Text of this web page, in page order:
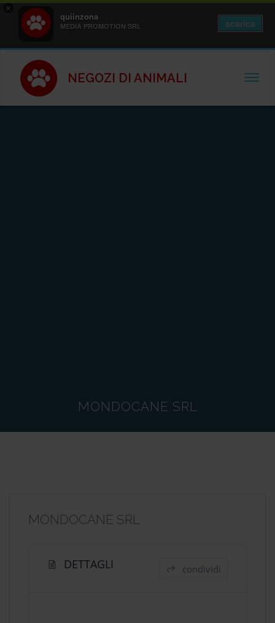
×
quiinzona
MEDIA PROMOTION SRL scarica
NEGOZI DI ANIMALI
MONDOCANE SRL
MONDOCANE SRL
DETTAGLI condividi